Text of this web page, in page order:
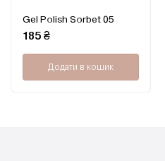
Оцінено
в
0
з
Gel Polish Sorbet 05
185₴
Додати в кошик